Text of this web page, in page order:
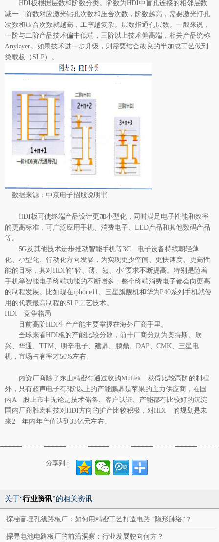
HDI板根据层数和阶数分类。阶数为HDI中盲孔连接的相邻层数
减一，阶数对应激光钻孔次数和压合次数，阶数越高，需要激光打孔
次数和压合次数就越高，工序越复杂。层数指通孔层数。一般来说，
一阶与二阶产品技术偏中低端，三阶以上技术偏高端，相关产品统称
Anylayer。如果技术进一步升级，则需要结合改良的半加成工艺做到
类载板（SLP）。
数据来源：中京电子招股说明书
HDI板可使终端产品设计更加小型化，同时满足电子性能和效率
的更高标准，可广泛应用手机、消费电子、LED产品和其他数码产品
等。
5G及其他技术进步推动智能手机等3C 电子设备持续朝轻薄
化、小型化、行动化方向发展，为实现更少空间、更快速度、更高性
能的目标，其对HDI的“轻、薄、短、小”要求不断提高。特别是随着
手机等智能电子终端功能的不断增多，整个终端消费电子都会向更高
的制程发展。比如现在iphone11、三星旗舰机和华为P40系列手机就使
用的代表最高制程的SLP工艺技术。
HDI 竞争格局
目前高阶HDI生产产能主要掌握在海外厂商手里。
全球来看HDI板 的产能比较分散，前十厂商分别为奥特斯、欣
兴、华通、TTM、明辛电子、建鼎、鹏鼎、DAP、CMK、三星电
机，市场占有率才50%左右。
内资厂商除了东山精密有通过收购Multek 获得比较高阶的制程
外，只有超声电子有3阶以上的产能鹏鼎是苹果的主力供应商，在国
内A 股上市中无论是技术储备、客户认证、产能都有比较好的沉淀
国内厂商胜宏科技对HDI方向的扩产比较积极，对HDI 的规划是未
来2 年内年产值达到33亿元左右。
分享到：
关于“行业资讯”的相关资讯
探秘盲埋孔线路板厂：如何用精密工艺打造电路 “隐形脉络”？
探寻电池电路板厂的前沿洞察：行业发展驶向何方？